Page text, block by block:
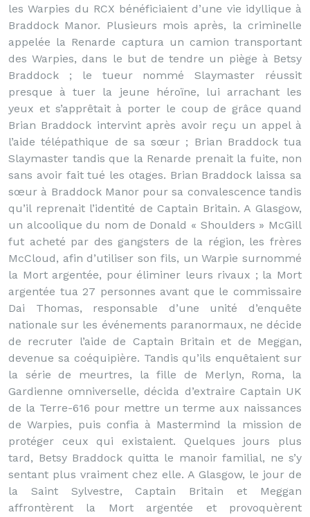
les Warpies du RCX bénéficiaient d’une vie idyllique à
Braddock Manor. Plusieurs mois après, la criminelle
appelée la Renarde captura un camion transportant
des Warpies, dans le but de tendre un piège à Betsy
Braddock ; le tueur nommé Slaymaster réussit
presque à tuer la jeune héroïne, lui arrachant les
yeux et s’apprêtait à porter le coup de grâce quand
Brian Braddock intervint après avoir reçu un appel à
l’aide télépathique de sa sœur ; Brian Braddock tua
Slaymaster tandis que la Renarde prenait la fuite, non
sans avoir fait tué les otages. Brian Braddock laissa sa
sœur à Braddock Manor pour sa convalescence tandis
qu’il reprenait l’identité de Captain Britain. A Glasgow,
un alcoolique du nom de Donald « Shoulders » McGill
fut acheté par des gangsters de la région, les frères
McCloud, afin d’utiliser son fils, un Warpie surnommé
la Mort argentée, pour éliminer leurs rivaux ; la Mort
argentée tua 27 personnes avant que le commissaire
Dai Thomas, responsable d’une unité d’enquête
nationale sur les événements paranormaux, ne décide
de recruter l’aide de Captain Britain et de Meggan,
devenue sa coéquipière. Tandis qu’ils enquêtaient sur
la série de meurtres, la fille de Merlyn, Roma, la
Gardienne omniverselle, décida d’extraire Captain UK
de la Terre-616 pour mettre un terme aux naissances
de Warpies, puis confia à Mastermind la mission de
protéger ceux qui existaient. Quelques jours plus
tard, Betsy Braddock quitta le manoir familial, ne s’y
sentant plus vraiment chez elle. A Glasgow, le jour de
la Saint Sylvestre, Captain Britain et Meggan
affrontèrent la Mort argentée et provoquèrent